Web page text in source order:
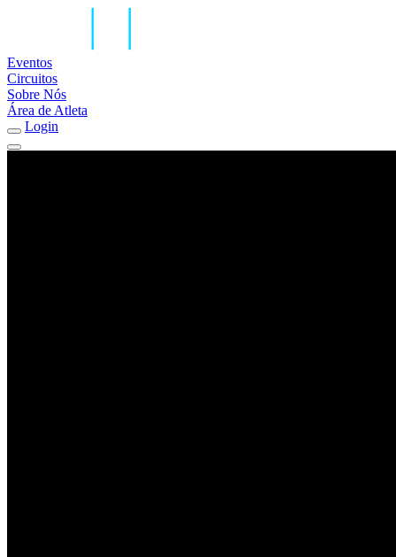
Eventos
Circuitos
Sobre Nós
Área de Atleta
Login